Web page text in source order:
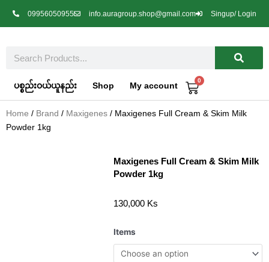
09956050955 info.auragroup.shop@gmail.com Singup/ Login
ပစ္စည်းဝယ်ယူနည်း Shop My account
0
Cart
Home / Brand / Maxigenes / Maxigenes Full Cream & Skim Milk
Powder 1kg
Maxigenes Full Cream & Skim Milk
Powder 1kg
130,000 Ks
Items
Maxigenes
Full
Cream